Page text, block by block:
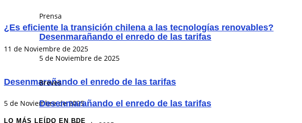
Prensa
Desenmarañando el enredo de las tarifas
5 de Noviembre de 2025
Breves
Desenmarañando el enredo de las tarifas
¿Es eficiente la transición chilena a las tecnologías renovables?
11 de Noviembre de 2025
Desenmarañando el enredo de las tarifas
5 de Noviembre de 2025
LO MÁS LEÍDO EN BDE